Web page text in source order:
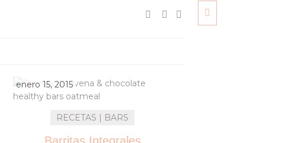
enero 15, 2015
RECETAS | BARS